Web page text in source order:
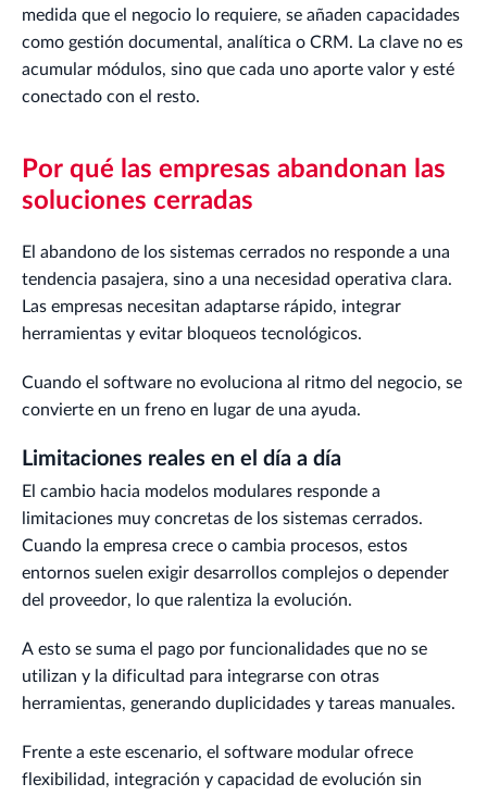
medida que el negocio lo requiere, se añaden capacidades
como gestión documental, analítica o CRM. La clave no es
acumular módulos, sino que cada uno aporte valor y esté
conectado con el resto.
Por qué las empresas abandonan las
soluciones cerradas
El abandono de los sistemas cerrados no responde a una
tendencia pasajera, sino a una necesidad operativa clara.
Las empresas necesitan adaptarse rápido, integrar
herramientas y evitar bloqueos tecnológicos.
Cuando el software no evoluciona al ritmo del negocio, se
convierte en un freno en lugar de una ayuda.
Limitaciones reales en el día a día
El cambio hacia modelos modulares responde a
limitaciones muy concretas de los sistemas cerrados.
Cuando la empresa crece o cambia procesos, estos
entornos suelen exigir desarrollos complejos o depender
del proveedor, lo que ralentiza la evolución.
A esto se suma el pago por funcionalidades que no se
utilizan y la dificultad para integrarse con otras
herramientas, generando duplicidades y tareas manuales.
Frente a este escenario, el software modular ofrece
flexibilidad, integración y capacidad de evolución sin